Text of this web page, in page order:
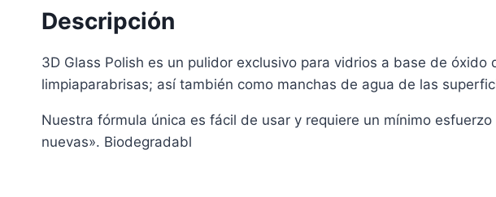
Descripción
3D Glass Polish es un pulidor exclusivo para vidrios a base de
limpiaparabrisas; así también como manchas de agua de las
Nuestra fórmula única es fácil de usar y requiere un mínimo
nuevas». Biodegradabl